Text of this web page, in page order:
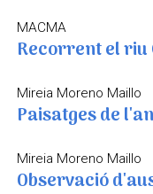
MACMA
Recorrent el riu
Mireia Moreno Maillo
Paisatges de
Mireia Moreno Maillo
Observació